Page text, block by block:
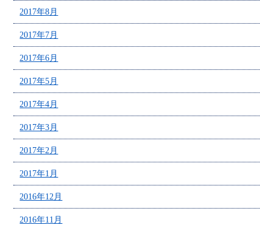
2017年8月
2017年7月
2017年6月
2017年5月
2017年4月
2017年3月
2017年2月
2017年1月
2016年12月
2016年11月